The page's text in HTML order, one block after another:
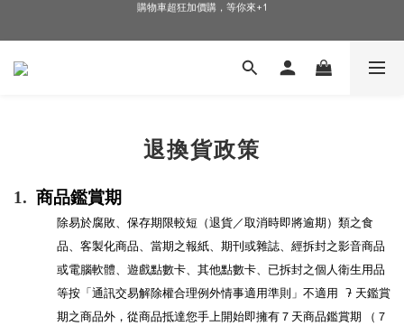
🎉加入會員即可享有驚喜優惠🎉
退換貨政策
1. 商品鑑賞期
除易於腐敗、保存期限較短（退貨／取消時即將逾期）類之食
品、客製化商品、當期之報紙、期刊或雜誌、經拆封之影音商品
或電腦軟體、遊戲點數卡、其他點數卡、已拆封之個人衛生用品
等按「通訊交易解除權合理例外情事適用準則」不適用
7 天鑑賞
期之商品外，從商品抵達您手上開始即擁有７天商品鑑賞期 （７